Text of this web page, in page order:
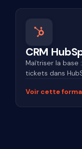
CRM
Maîtriser la base
tickets dans
Voir cette